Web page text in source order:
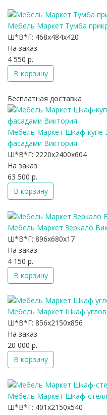
Мебель Маркет Тумба
Ш*В*Г: 468x484x420
На заказ
4 550 р.
В корзину
Бесплатная доставка
Мебель Маркет Шкаф-купе
фасадами Виктория
Ш*В*Г: 2220x2400x604
На заказ
63 500 р.
В корзину
Мебель Маркет Зеркало
Ш*В*Г: 896x680x17
На заказ
4 150 р.
В корзину
Мебель Маркет Шкаф
Ш*В*Г: 856x2150x856
На заказ
20 000 р.
В корзину
Мебель Маркет Шкаф-
Ш*В*Г: 401x2150x540